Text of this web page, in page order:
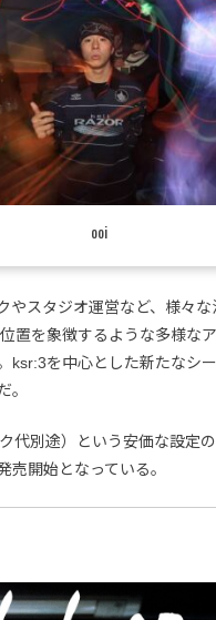
ooi
やスタジオ運営など、様々な
置を象徴するような多様な
ksr:3を中心とした新たなシ
。
代別途）という安価な設定
売開始となっている。